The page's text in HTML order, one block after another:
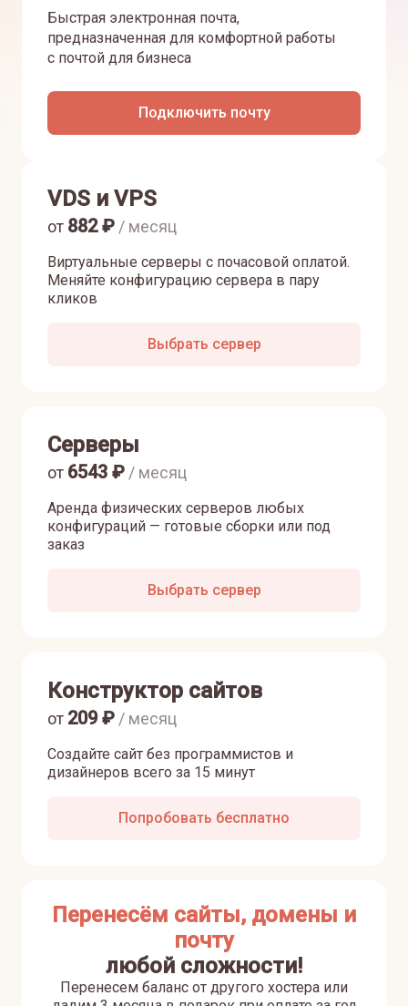
Быстрая электронная почта,
предназначенная для комфортной работы
с почтой для бизнеса
Подключить почту
VDS и VPS
Виртуальные серверы с почасовой оплатой.
Меняйте конфигурацию сервера в пару
кликов
от 882₽ / месяц
Выбрать сервер
Серверы
Аренда физических серверов любых
конфигураций — готовые сборки или под
заказ
от 6543 ₽ / месяц
Выбрать сервер
Конструктор сайтов
Создайте сайт без программистов и
дизайнеров всего за 15 минут
от 209₽ / месяц
Попробовать бесплатно
Перенесём сайты, домены и
почту
любой сложности!
Перенесем баланс от другого хостера или